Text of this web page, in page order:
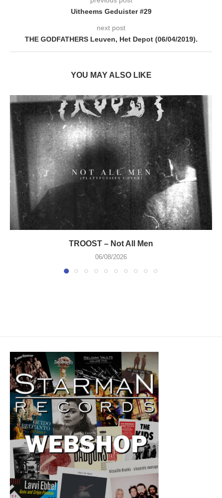
Uitheems Geduister #29
next post
THE GODFATHERS Leuven, Het Depot (06/04/2019).
YOU MAY ALSO LIKE
TROOST – Not All Men
06/08/2026